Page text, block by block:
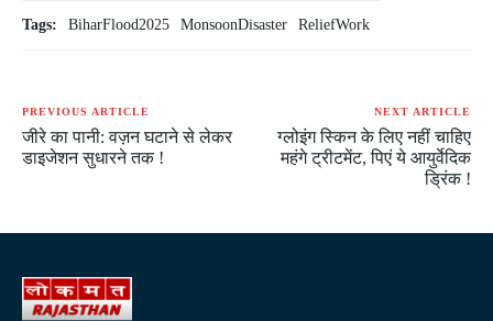
Tags: BiharFlood2025 MonsoonDisaster ReliefWork
PREVIOUS ARTICLE
जीरे का पानी: वज़न घटाने से लेकर
डाइजेशन सुधारने तक !
NEXT ARTICLE
ग्लोइंग स्किन के लिए नहीं चाहिए
महंगे ट्रीटमेंट, पिएं ये आयुर्वेदिक
ड्रिंक !